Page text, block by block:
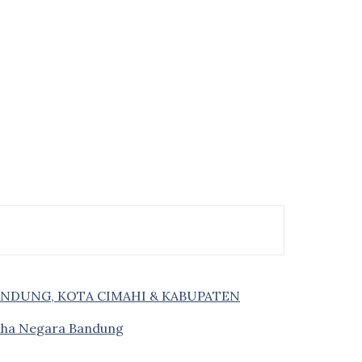
KOTA CIMAHI & KABUPATEN
Negara Bandung